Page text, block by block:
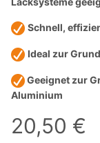
Schnell,
Ideal zur
Geeignet zur
Aluminium
20,50 €